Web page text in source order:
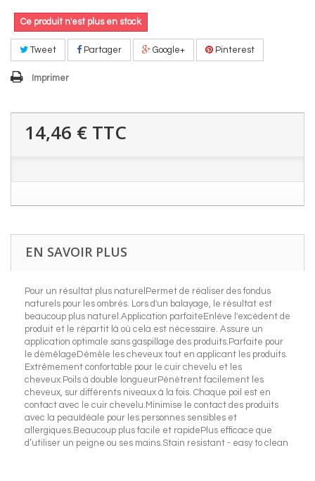
Ce produit n'est plus en stock
Tweet Partager Google+ Pinterest
Imprimer
14,46 € TTC
EN SAVOIR PLUS
Pour un résultat plus naturelPermet de réaliser des fondus
naturels pour les ombrés. Lors d'un balayage, le résultat est
beaucoup plus naturel.Application parfaiteEnlève l'excédent de
produit et le répartit là où cela est nécessaire. Assure un
application optimale sans gaspillage des produits.Parfaite pour
le démêlageDémêle les cheveux tout en applicant les produits.
Extrêmement confortable pour le cuir chevelu et les
cheveux.Poils à double longueurPénètrent facilement les
cheveux, sur différents niveaux à la fois. Chaque poil est en
contact avec le cuir chevelu.Minimise le contact des produits
avec la peauIdéale pour les personnes sensibles et
allergiques.Beaucoup plus facile et rapidePlus efficace que
d’utiliser un peigne ou ses mains.Stain resistant - easy to clean